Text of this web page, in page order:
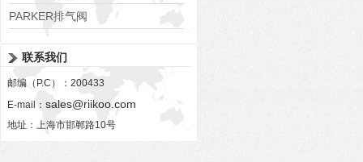
PARKER排气阀
联系我们
邮编（P.C）：200433
E-mail： sales@riikoo.com
地址：上海市邯郸路10号